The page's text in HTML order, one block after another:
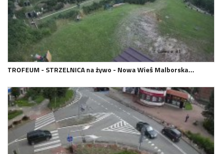
TROFEUM - STRZELNICA na żywo - Nowa Wieś Malborska…